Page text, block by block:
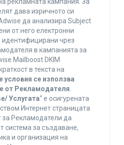
рекламната кампания. За
дава изричното си
да анализира Subject
от него електронни
чрез
в кампанията за
Mailboost DKIM
в текста на
условия се използва
от Рекламодателя.
Услугата“ е осигурената
Интернет страницата
Рекламодатели да
система за създаване,
и организация на